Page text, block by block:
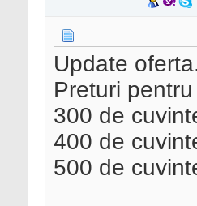
Update
Preturi
300 de
400 de
500 de